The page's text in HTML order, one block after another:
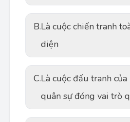
B.Là cuộc chiến tranh
diện
C.Là cuộc đấu tranh
quân sự đóng vai trò